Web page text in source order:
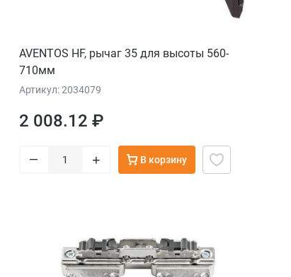
AVENTOS HF, рычаг 35 для высоты 560-
710мм
Артикул: 2034079
2 008.12 ₽
– + В корзину